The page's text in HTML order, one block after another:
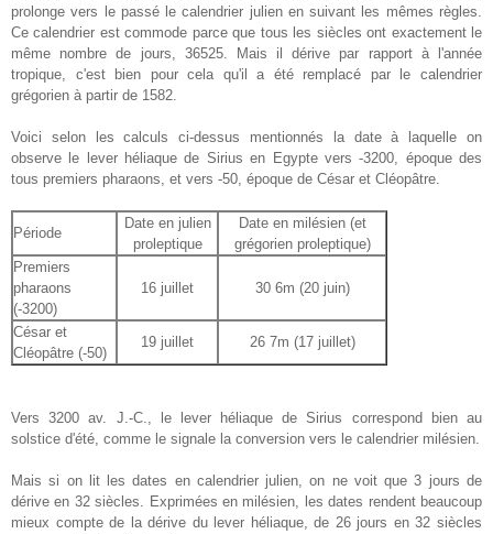
prolonge vers le passé le calendrier julien en suivant les mêmes règles.
Ce calendrier est commode parce que tous les siècles ont exactement le
même nombre de jours, 36525. Mais il dérive par rapport à l'année
tropique, c'est bien pour cela qu'il a été remplacé par le calendrier
grégorien à partir de 1582.
Voici selon les calculs ci-dessus mentionnés la date à laquelle on
observe le lever héliaque de Sirius en Egypte vers -3200, époque des
tous premiers pharaons, et vers -50, époque de César et Cléopâtre.
Période
Date en julien
proleptique
Date en milésien (et
grégorien proleptique)
Premiers
pharaons
(-3200)
16 juillet 30 6m (20 juin)
César et
Cléopâtre (-50)
19 juillet 26 7m (17 juillet)
Vers 3200 av. J.-C., le lever héliaque de Sirius correspond bien au
solstice d'été, comme le signale la conversion vers le calendrier milésien.
Mais si on lit les dates en calendrier julien, on ne voit que 3 jours de
dérive en 32 siècles. Exprimées en milésien, les dates rendent beaucoup
mieux compte de la dérive du lever héliaque, de 26 jours en 32 siècles